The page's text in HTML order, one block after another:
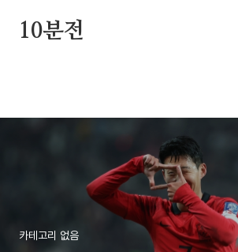
10분전
카테고리 없음